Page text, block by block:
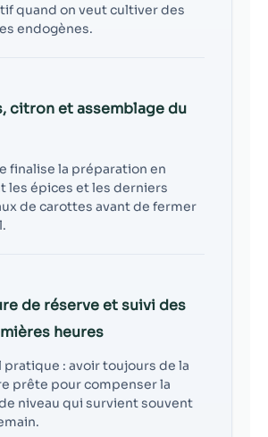
quand on veut cultiver des
endogènes.
citron et assemblage du
finalise la préparation en
les épices et les derniers
de carottes avant de fermer
de réserve et suivi des
heures
pratique : avoir toujours de la
prête pour compenser la
niveau qui survient souvent